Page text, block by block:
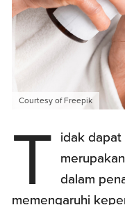
Courtesy of Freepik
T
idak dapat
dalam
memengaruhi